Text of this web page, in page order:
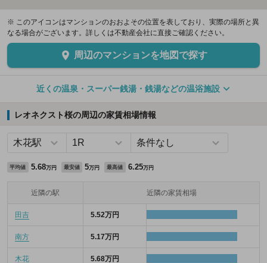
※ このアイコンはマンションのおおよその位置を表しており、実際の場所と異
なる場合がございます。詳しくは不動産会社に直接ご確認ください。
周辺のマンションを地図で探す
近くの温泉・スーパー銭湯・銭湯などの温浴施設
レオネクスト桜の周辺の家賃相場情報
平均値 5.68万円 最安値 5万円 最高値 6.25万円
近隣の駅 近隣の家賃相場
田吉 5.52万円
南方 5.17万円
木花 5.68万円